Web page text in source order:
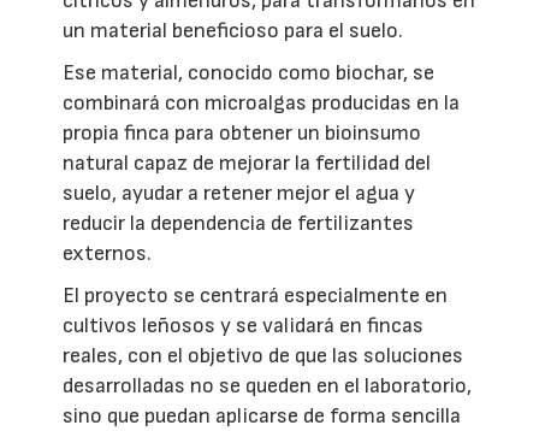
un material beneficioso para el suelo.
Ese material, conocido como biochar, se
combinará con microalgas producidas en la
propia finca para obtener un bioinsumo
natural capaz de mejorar la fertilidad del
suelo, ayudar a retener mejor el agua y
reducir la dependencia de fertilizantes
externos.
El proyecto se centrará especialmente en
cultivos leñosos y se validará en fincas
reales, con el objetivo de que las soluciones
desarrolladas no se queden en el laboratorio,
sino que puedan aplicarse de forma sencilla